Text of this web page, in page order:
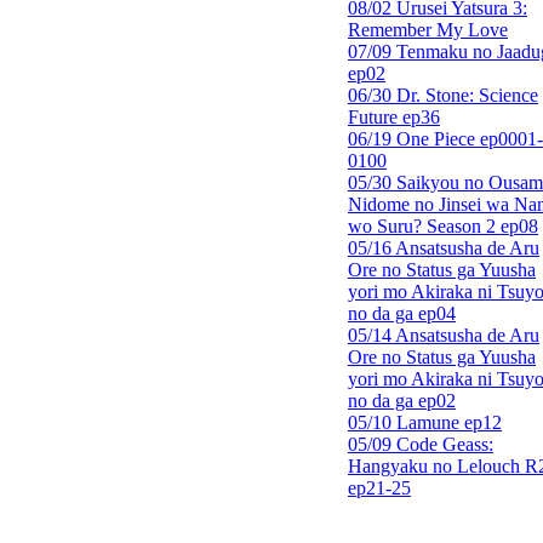
08/02 Urusei Yatsura 3:
Remember My Love
07/09 Tenmaku no
ep02
06/30 Dr. Stone: Science
Future ep36
06/19 One Piece ep0001-
0100
05/30 Saikyou no
Nidome no Jinsei wa
wo Suru? Season 2 ep08
05/16 Ansatsusha de Aru
Ore no Status ga Yuusha
yori mo Akiraka ni
no da ga ep04
05/14 Ansatsusha de Aru
Ore no Status ga Yuusha
yori mo Akiraka ni
no da ga ep02
05/10 Lamune ep12
05/09 Code Geass:
Hangyaku no Lelouch
ep21-25